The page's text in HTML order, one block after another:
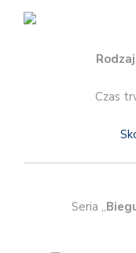
Czas
Seria „